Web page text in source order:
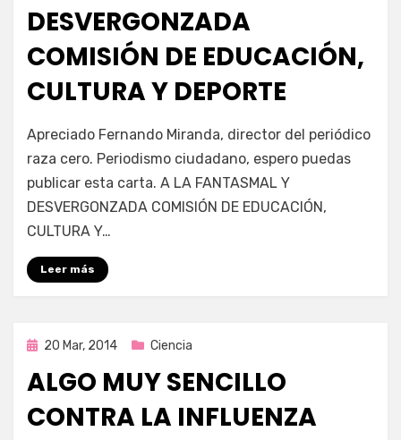
DESVERGONZADA
COMISIÓN DE EDUCACIÓN,
CULTURA Y DEPORTE
Enrique
Apreciado Fernando Miranda, director del periódico
raza cero. Periodismo ciudadano, espero puedas
publicar esta carta. A LA FANTASMAL Y
DESVERGONZADA COMISIÓN DE EDUCACIÓN,
CULTURA Y…
Leer más
Publicada
20 Mar, 2014 Ciencia
ALGO MUY SENCILLO
CONTRA LA INFLUENZA